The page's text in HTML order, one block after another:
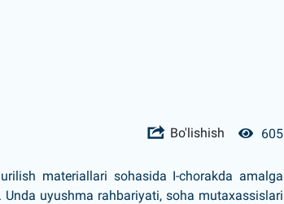
Bo'lishish 605
materiallari sohasida I-chorakda amalga
uyushma rahbariyati, soha mutaxassislari